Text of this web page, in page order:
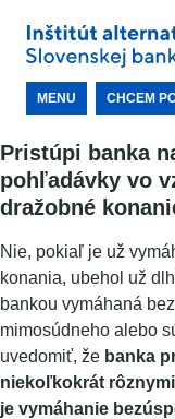
MENU CHCEM
Pristúpi banka
pohľadávky vo
dražobné
Nie, pokiaľ je už
konania, ubehol už
bankou vymáhaná
mimosúdneho alebo
uvedomiť, že banka
niekoľkokrát
je vymáhanie